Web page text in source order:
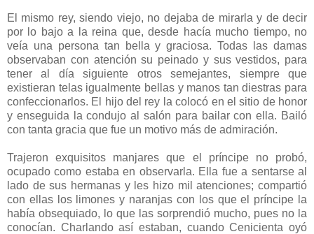
El mismo rey, siendo viejo, no dejaba de mirarla y de decir
por lo bajo a la reina que, desde hacía mucho tiempo, no
veía una persona tan bella y graciosa. Todas las damas
observaban con atención su peinado y sus vestidos, para
tener al día siguiente otros semejantes, siempre que
existieran telas igualmente bellas y manos tan diestras para
confeccionarlos. El hijo del rey la colocó en el sitio de honor
y enseguida la condujo al salón para bailar con ella. Bailó
con tanta gracia que fue un motivo más de admiración.
Trajeron exquisitos manjares que el príncipe no probó,
ocupado como estaba en observarla. Ella fue a sentarse al
lado de sus hermanas y les hizo mil atenciones; compartió
con ellas los limones y naranjas con los que el príncipe la
había obsequiado, lo que las sorprendió mucho, pues no la
conocían. Charlando así estaban, cuando Cenicienta oyó